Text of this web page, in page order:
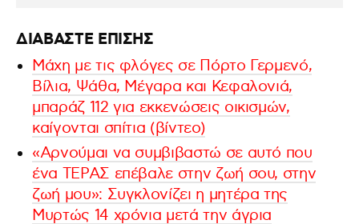
ΔΙΑΒΑΣΤΕ ΕΠΙΣΗΣ
Μάχη με τις φλόγες σε Πόρτο Γερμενό,
Βίλια, Ψάθα, Μέγαρα και Κεφαλονιά,
μπαράζ 112 για εκκενώσεις οικισμών,
καίγονται σπίτια (βίντεο)
«Αρνούμαι να συμβιβαστώ σε αυτό που
ένα ΤΕΡΑΣ επέβαλε στην ζωή σου, στην
ζωή μου»: Συγκλονίζει η μητέρα της
Μυρτώς 14 χρόνια μετά την άγρια